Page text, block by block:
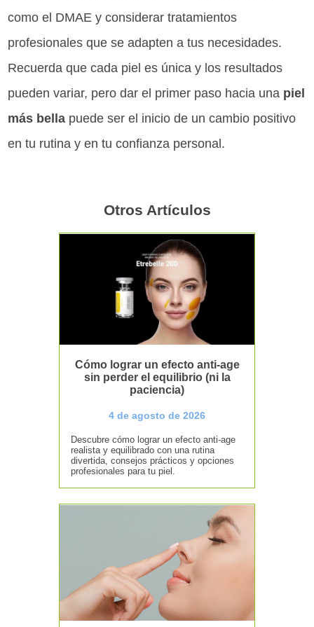
como el DMAE y considerar tratamientos
profesionales que se adapten a tus necesidades.
Recuerda que cada piel es única y los resultados
pueden variar, pero dar el primer paso hacia una piel
más bella puede ser el inicio de un cambio positivo
en tu rutina y en tu confianza personal.
Otros Artículos
Cómo lograr un efecto anti-age
sin perder el equilibrio (ni la
paciencia)
4 de agosto de 2026
Descubre cómo lograr un efecto anti-age
realista y equilibrado con una rutina
divertida, consejos prácticos y opciones
profesionales para tu piel.